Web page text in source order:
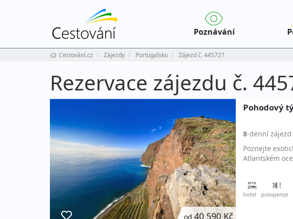
Poznávání
Cestování.cz Zájezdy Portugalsko Zájezd č. 445727
Rezervace zájezdu č.
od 40 590 Kč
Pohodový
8-denní zájezd
Poznejte
Atlantském
hotel polopenze